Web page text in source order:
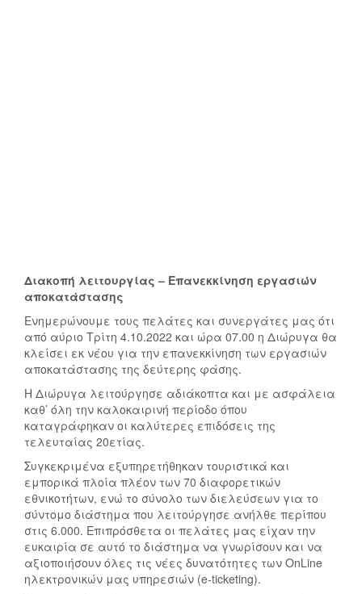
Διακοπή λειτουργίας – Επανεκκίνηση εργασιών
αποκατάστασης
Ενημερώνουμε τους πελάτες και συνεργάτες μας ότι
από αύριο Τρίτη 4.10.2022 και ώρα 07.00 η Διώρυγα θα
κλείσει εκ νέου για την επανεκκίνηση των εργασιών
αποκατάστασης της δεύτερης φάσης.
Η Διώρυγα λειτούργησε αδιάκοπτα και με ασφάλεια
καθ’ όλη την καλοκαιρινή περίοδο όπου
καταγράφηκαν οι καλύτερες επιδόσεις της
τελευταίας 20ετίας.
Συγκεκριμένα εξυπηρετήθηκαν τουριστικά και
εμπορικά πλοία πλέον των 70 διαφορετικών
εθνικοτήτων, ενώ το σύνολο των διελεύσεων για το
σύντομο διάστημα που λειτούργησε ανήλθε περίπου
στις 6.000. Επιπρόσθετα οι πελάτες μας είχαν την
ευκαιρία σε αυτό το διάστημα να γνωρίσουν και να
αξιοποιήσουν όλες τις νέες δυνατότητες των OnLine
ηλεκτρονικών μας υπηρεσιών (e-ticketing).